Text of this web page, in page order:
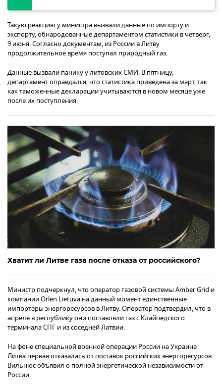
Такую реакцию у министра вызвали данные по импорту и
экспорту, обнародованные департаментом статистики в четверг,
9 июня. Согласно документам, из России в Литву
продолжительное время поступал природный газ.
Данные вызвали панику у литовских СМИ. В пятницу,
департамент оправдался, что статистика приведена за март, так
как таможенные декларации учитываются в новом месяце уже
после их поступления.
Хватит ли Литве газа после отказа от российского?
Министр подчеркнул, что оператор газовой системы Amber Grid и
компании Orlen Lietuva на данный момент единственные
импортеры энергоресурсов в Литву. Оператор подтвердил, что в
апреле в республику они поставляли газ с Клайпедского
терминала СПГ и из соседней Латвии.
На фоне специальной военной операции России на Украине
Литва первая отказалась от поставок российских энергоресурсов.
Вильнюс объявил о полной энергетической независимости от
России.